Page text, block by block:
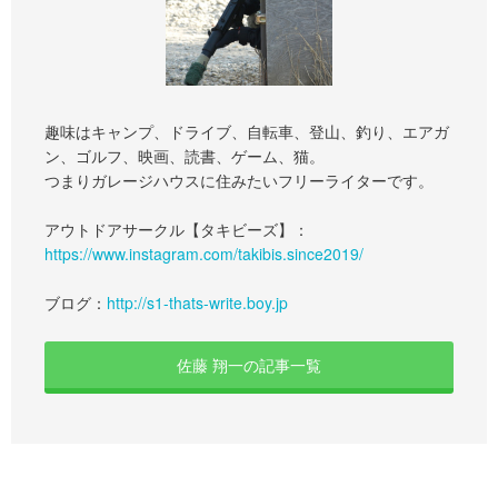
趣味はキャンプ、ドライブ、自転車、登山、釣り、エアガ
ン、ゴルフ、映画、読書、ゲーム、猫。
つまりガレージハウスに住みたいフリーライターです。
アウトドアサークル【タキビーズ】：
https://www.instagram.com/takibis.since2019/
ブログ： http://s1-thats-write.boy.jp
佐藤 翔一の記事一覧